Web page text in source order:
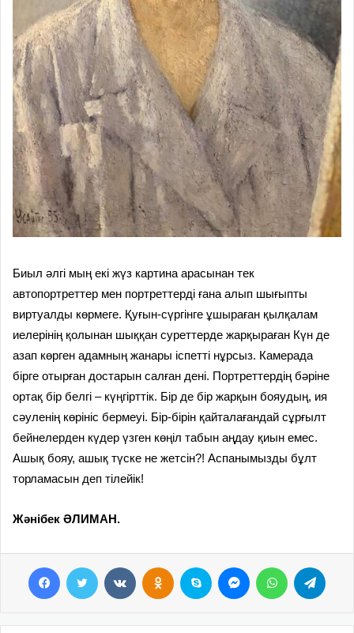
Биыл әлгі мың екі жүз картина арасынан тек
автопортреттер мен портреттерді ғана алып шығыпты
виртуалды көрмеге. Қуғын-сүргінге ұшыраған қылқалам
иелерінің қолынан шыққан суреттерде жарқыраған Күн де
азап көрген адамның жанары іспетті нұрсыз. Камерада
бірге отырған достарын салған дені. Портреттердің бәріне
ортақ бір белгі – күңгірттік. Бір де бір жарқын бояудың, ия
сәуленің көрініс бермеуі. Бір-бірін қайталағандай сұрғылт
бейнелерден күдер үзген көңіл табын аңдау қиын емес.
Ашық бояу, ашық түске не жетсін?! Аспанымызды бұлт
торламасын деп тілейік!
Жәнібек ӘЛИМАН.